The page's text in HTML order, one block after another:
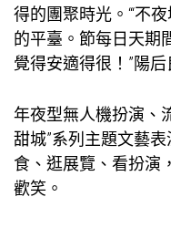
得的團聚時光。“‘不
的平臺。節每日天期
覺得安適得很！”陽后
年夜型無人機扮演、
甜城”系列主題文藝
食、逛展覽、看扮演
歡笑。